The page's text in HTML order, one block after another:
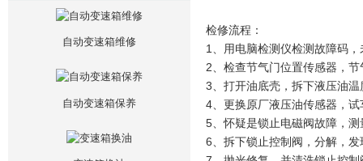
自动变速箱维修
自动变速箱保养
检修流程：
1、用电脑检测仪检测故障码
2、检查节气门位置传感器，
3、打开油底壳，拆下液压油
4、更换原厂液压油传感器，
5、怀疑是锁止电磁阀故障，
6、拆下锁止控制阀，分解，